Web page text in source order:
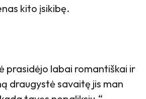
kito įsikibę.
prasidėjo labai romantiškai ir
draugystė savaitę jis man